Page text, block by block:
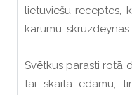
lietuviešu receptes,
kārumu:
Svētkus parasti rotā
tai skaitā ēdamu,